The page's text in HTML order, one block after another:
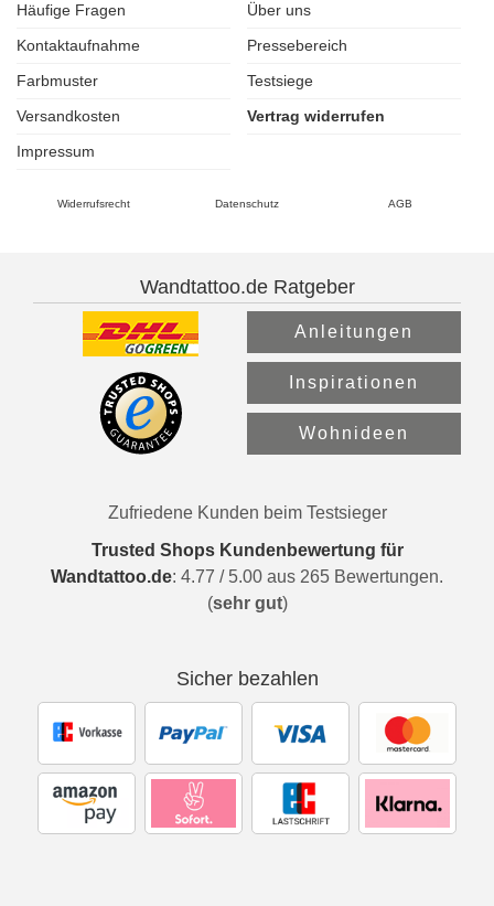
Häufige Fragen
Über uns
Kontaktaufnahme
Pressebereich
Farbmuster
Testsiege
Versandkosten
Vertrag widerrufen
Impressum
Widerrufsrecht Datenschutz AGB
Wandtattoo.de Ratgeber
Anleitungen
Inspirationen
Wohnideen
Zufriedene Kunden beim Testsieger
Trusted Shops Kundenbewertung für
Wandtattoo.de: 4.77 / 5.00 aus 265 Bewertungen.
(sehr gut)
Sicher bezahlen